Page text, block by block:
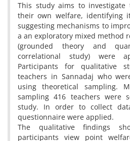
This study aims to investigate
their own welfare, identifying
suggesting mechanisms to
a an exploratory mixed method
(grounded theory and
correlational study) were
Participants for qualitative
teachers in Sannadaj who
using theoretical sampling.
sampling 416 teachers were
study. In order to collect
questionnaire were applied.
The qualitative findings
participants view point